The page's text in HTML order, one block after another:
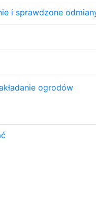
i sprawdzone
ogrodów